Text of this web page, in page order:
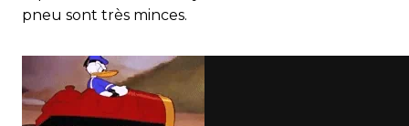
pneu sont très minces.